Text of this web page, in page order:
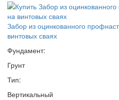
Забор из оцинкованного
винтовых сваях
Фундамент:
Грунт
Тип:
Вертикальный